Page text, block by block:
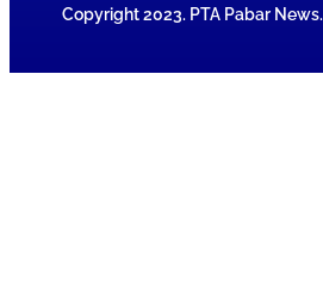
Copyright 2023. PTA Pabar